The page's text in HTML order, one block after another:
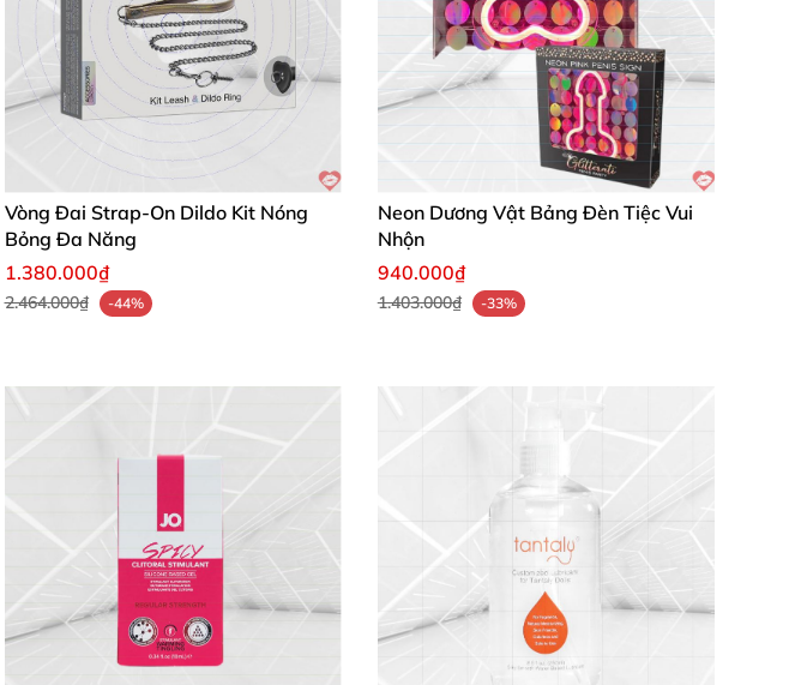
Vòng Đai Strap-On Dildo Kit Nóng
Bỏng Đa Năng
1.380.000₫
2.464.000₫ -44%
Neon Dương Vật Bảng Đèn Tiệc Vui
Nhộn
940.000₫
1.403.000₫ -33%